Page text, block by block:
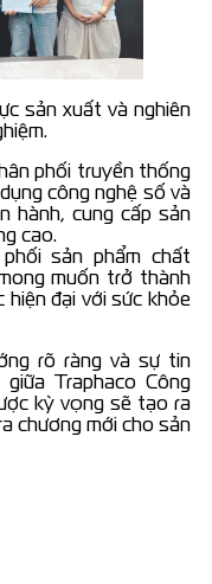
sản xuất và nghiên
phối truyền thống
công nghệ số và
hành, cung cấp sản
cao.
sản phẩm chất
muốn trở thành
hiện đại với sức khỏe
rõ ràng và sự tin
Traphaco Công
kỳ vọng sẽ tạo ra
chương mới cho sản